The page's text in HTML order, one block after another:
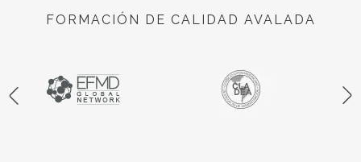
FORMACIÓN DE CALIDAD AVALADA